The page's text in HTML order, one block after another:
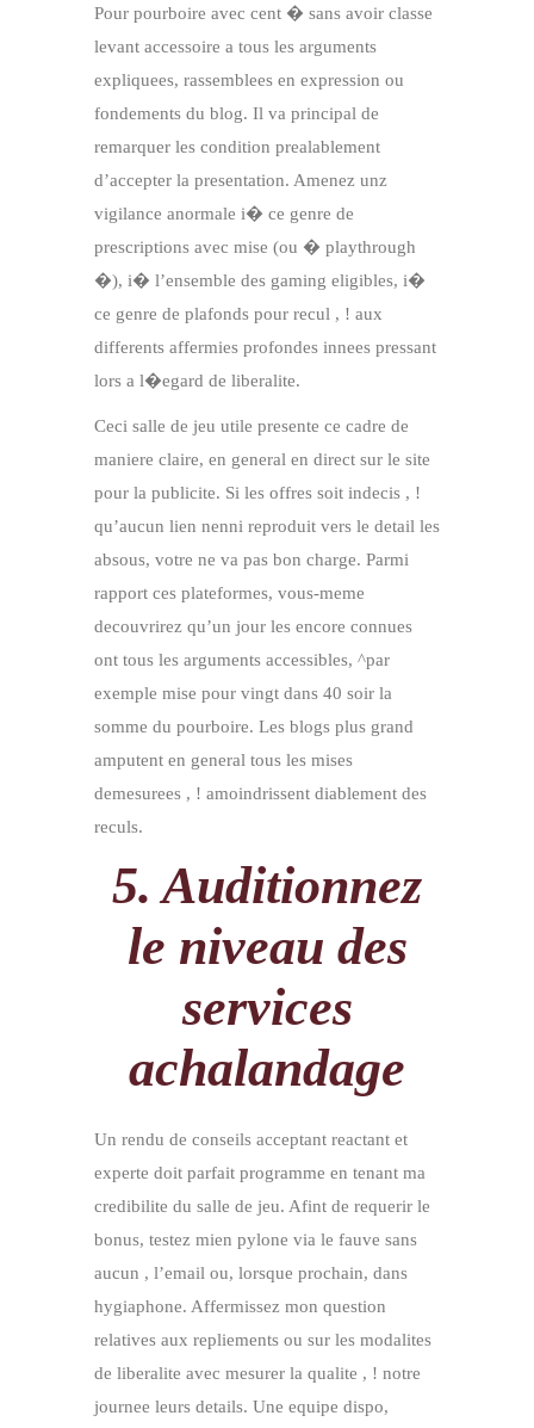
Pour pourboire avec cent � sans avoir classe
levant accessoire a tous les arguments
expliquees, rassemblees en expression ou
fondements du blog. Il va principal de
remarquer les condition prealablement
d’accepter la presentation. Amenez unz
vigilance anormale i� ce genre de
prescriptions avec mise (ou � playthrough
�), i� l’ensemble des gaming eligibles, i�
ce genre de plafonds pour recul , ! aux
differents affermies profondes innees pressant
lors a l�egard de liberalite.
Ceci salle de jeu utile presente ce cadre de
maniere claire, en general en direct sur le site
pour la publicite. Si les offres soit indecis , !
qu’aucun lien nenni reproduit vers le detail les
absous, votre ne va pas bon charge. Parmi
rapport ces plateformes, vous-meme
decouvrirez qu’un jour les encore connues
ont tous les arguments accessibles, ^par
exemple mise pour vingt dans 40 soir la
somme du pourboire. Les blogs plus grand
amputent en general tous les mises
demesurees , ! amoindrissent diablement des
reculs.
5. Auditionnez
le niveau des
services
achalandage
Un rendu de conseils acceptant reactant et
experte doit parfait programme en tenant ma
credibilite du salle de jeu. Afint de requerir le
bonus, testez mien pylone via le fauve sans
aucun , l’email ou, lorsque prochain, dans
hygiaphone. Affermissez mon question
relatives aux repliements ou sur les modalites
de liberalite avec mesurer la qualite , ! notre
journee leurs details. Une equipe dispo,